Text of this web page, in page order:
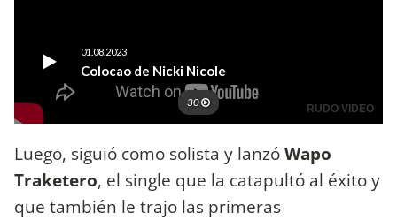
Luego, siguió como solista y lanzóWapo
Traketero, el single que la catapultó al éxito y
que también le trajo las primeras